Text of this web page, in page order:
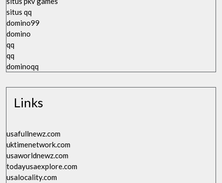
situs qq
domino99
domino
qq
qq
dominoqq
Links
usafullnewz.com
uktimenetwork.com
usaworldnewz.com
todayusaexplore.com
usalocality.com